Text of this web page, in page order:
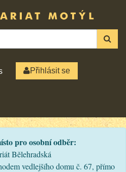
Přihlásit se
pro osobní odběr:
Bělehradská
vedlejšího domu č. 67, přímo